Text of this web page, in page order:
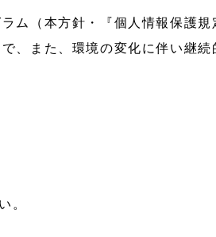
ム（本方針・『個人情報保護
、また、環境の変化に伴い継続
。